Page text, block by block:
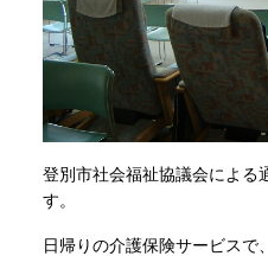
登別市社会福祉協議会による
す。
日帰りの介護保険サービスで